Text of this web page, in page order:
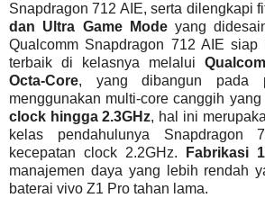
Snapdragon 712 AIE, serta dilengkapi
dan Ultra Game Modeyang
Qualcomm Snapdragon 712 AIE siap
terbaik di kelasnya melalui
Octa-Core, yang dibangun pada
menggunakan multi-core canggih
clock hingga 2.3GHz, hal ini
kelas pendahulunya Snapdragon
kecepatan clock 2.2GHz.
Fabrikasi
manajemen daya yang lebih rendah
baterai vivo Z1 Pro tahan lama.